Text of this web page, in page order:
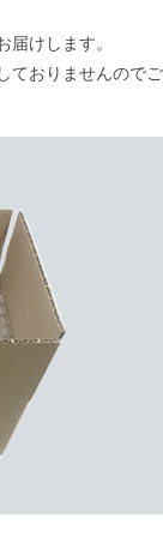
けします。
ておりませんのでご